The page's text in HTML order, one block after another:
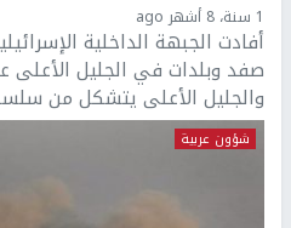
1 سنة، 8 أشهر ago
أفادت الجبهة الداخلية
صفد وبلدات في الجليل
والجليل الأعلى يتشكل من
شؤون عربية